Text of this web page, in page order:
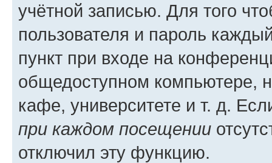
учётной записью. Для того
пользователя и пароль
пункт при входе на
общедоступном компьютере,
кафе, университете и т. д.
при каждом посещении
отключил эту функцию.